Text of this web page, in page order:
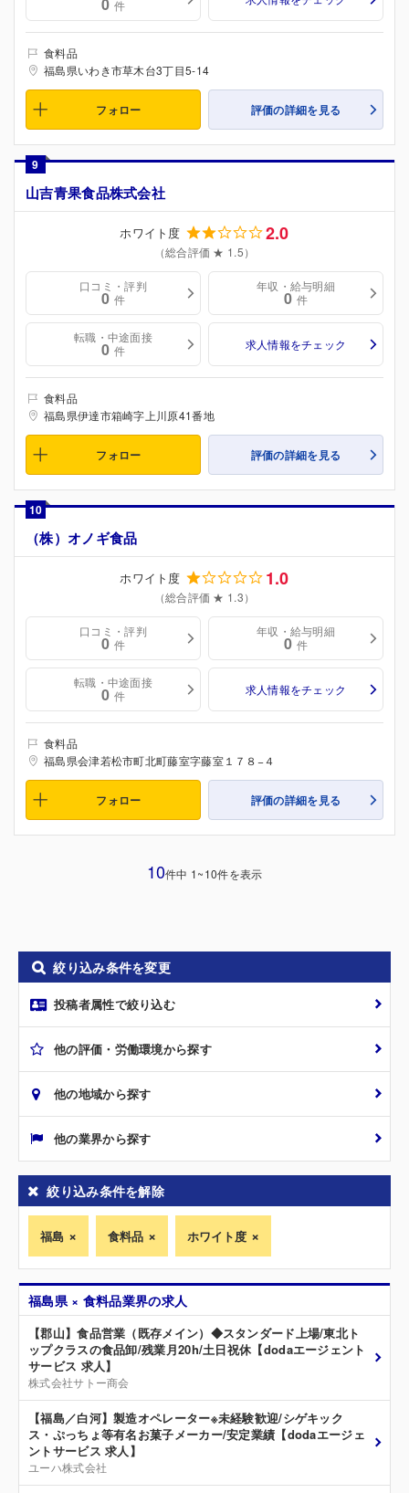
件
食料品
福島県いわき市草木台3丁目5-14
フォロー 評価の詳細を見る
9
山吉青果食品株式会社
ホワイト度 2.0
（総合評価 ★ 1.5）
口コミ・評判
0 件
年収・給与明細
0 件
転職・中途面接
0 件 求人情報をチェック
食料品
福島県伊達市箱崎字上川原41番地
フォロー 評価の詳細を見る
10
（株）オノギ食品
ホワイト度 1.0
（総合評価 ★ 1.3）
口コミ・評判
0 件
年収・給与明細
0 件
転職・中途面接
0 件 求人情報をチェック
食料品
福島県会津若松市町北町藤室字藤室１７８−４
フォロー 評価の詳細を見る
10件中 1~10件を表示
絞り込み条件を変更
投稿者属性で絞り込む
他の評価・労働環境から探す
他の地域から探す
他の業界から探す
絞り込み条件を解除
福島 食料品 ホワイト度
福島県 × 食料品業界の求人
【郡山】食品営業（既存メイン）◆スタンダード上場/東北ト
ップクラスの食品卸/残業月20h/土日祝休【dodaエージェント
サービス 求人】
株式会社サトー商会
【福島／白河】製造オペレーター※未経験歓迎/シゲキック
ス・ぷっちょ等有名お菓子メーカー/安定業績【dodaエージェ
ントサービス 求人】
ユーハ株式会社